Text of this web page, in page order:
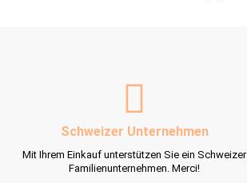
Schweizer Unternehmen
Mit Ihrem Einkauf unterstützen Sie ein Schweizer
Familienunternehmen. Merci!